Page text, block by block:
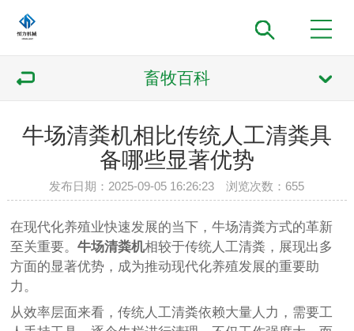
畜牧百科
牛场清粪机相比传统人工清粪具
备哪些显著优势
发布日期：2025-09-05 16:26:23 浏览次数： 655
在现代化养殖业快速发展的当下，牛场清粪方式的革新
至关重要。牛场清粪机相较于传统人工清粪，展现出多
方面的显著优势，成为推动现代化养殖发展的重要助
力。
从效率层面来看，传统人工清粪依赖大量人力，需要工